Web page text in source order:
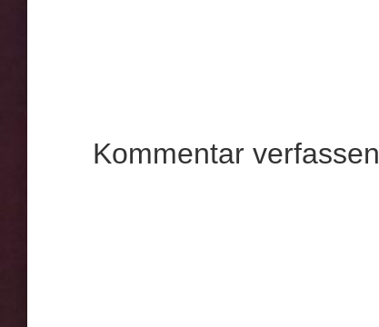
Kommentar verfassen